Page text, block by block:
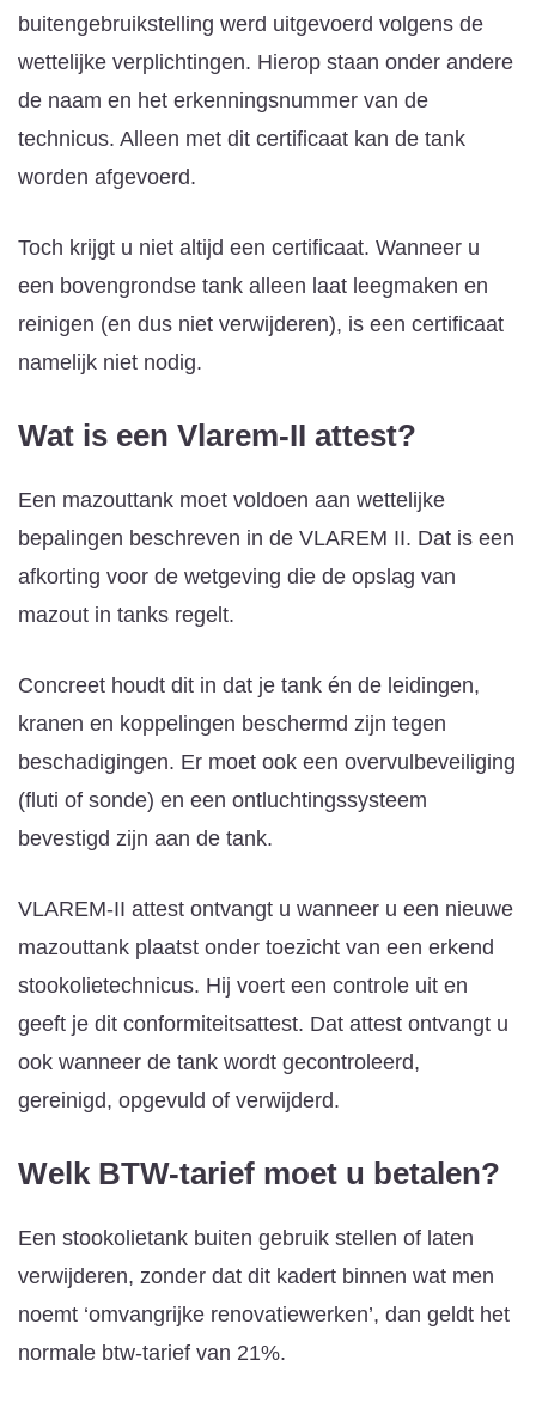
buitengebruikstelling werd uitgevoerd volgens de
wettelijke verplichtingen. Hierop staan onder andere
de naam en het erkenningsnummer van de
technicus. Alleen met dit certificaat kan de tank
worden afgevoerd.
Toch krijgt u niet altijd een certificaat. Wanneer u
een bovengrondse tank alleen laat leegmaken en
reinigen (en dus niet verwijderen), is een certificaat
namelijk niet nodig.
Wat is een Vlarem-II attest?
Een mazouttank moet voldoen aan wettelijke
bepalingen beschreven in de VLAREM II. Dat is een
afkorting voor de wetgeving die de opslag van
mazout in tanks regelt.
Concreet houdt dit in dat je tank én de leidingen,
kranen en koppelingen beschermd zijn tegen
beschadigingen. Er moet ook een overvulbeveiliging
(fluti of sonde) en een ontluchtingssysteem
bevestigd zijn aan de tank.
VLAREM-II attest ontvangt u wanneer u een nieuwe
mazouttank plaatst onder toezicht van een erkend
stookolietechnicus. Hij voert een controle uit en
geeft je dit conformiteitsattest. Dat attest ontvangt u
ook wanneer de tank wordt gecontroleerd,
gereinigd, opgevuld of verwijderd.
Welk BTW-tarief moet u betalen?
Een stookolietank buiten gebruik stellen of laten
verwijderen, zonder dat dit kadert binnen wat men
noemt ‘omvangrijke renovatiewerken’, dan geldt het
normale btw-tarief van 21%.